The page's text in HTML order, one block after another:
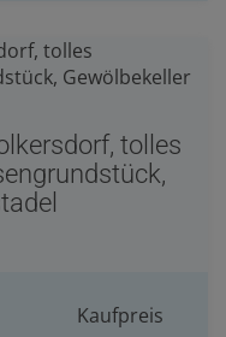
tolles
Kaufpreis